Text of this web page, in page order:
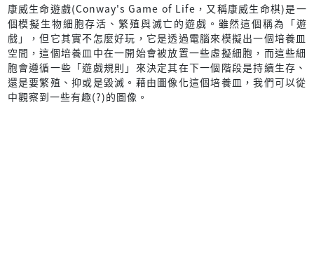
康威生命遊戲(Conway's Game of Life，又稱康威生命棋)是一
個模擬生物細胞存活、繁殖與滅亡的遊戲。雖然這個稱為「遊
戲」，但它其實不怎麼好玩，它是透過電腦來模擬出一個培養皿
空間，這個培養皿中在一開始會被放置一些虛擬細胞，而這些細
胞會遵循一些「遊戲規則」來決定其在下一個階段是持續生存、
還是要繁殖、抑或是毀滅。藉由圖像化這個培養皿，我們可以從
中觀察到一些有趣(?)的圖像。